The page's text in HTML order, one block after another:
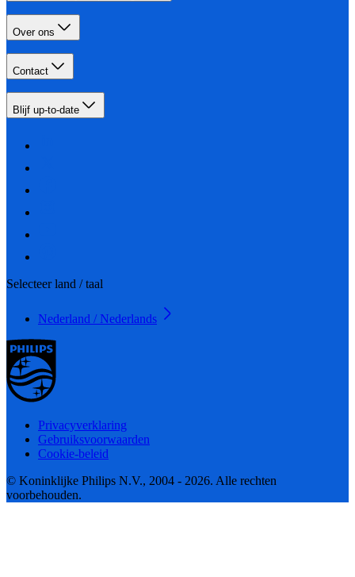
Over ons
Contact
Blijf up-to-date
Selecteer land / taal
Nederland / Nederlands
Privacyverklaring
Gebruiksvoorwaarden
Cookie-beleid
© Koninklijke Philips N.V., 2004 - 2026. Alle rechten
voorbehouden.